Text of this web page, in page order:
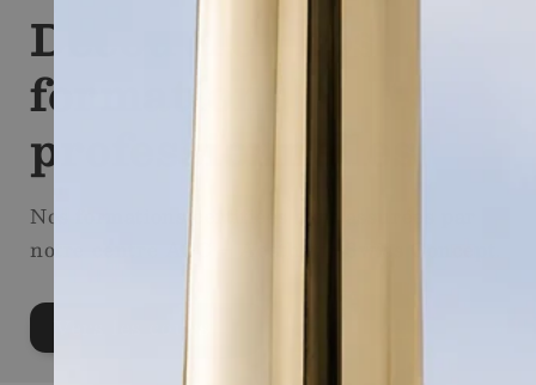
Découvrez nos
formations
professionnelles
Nos formations certifiées sont assurées par
notre centre ASC – Aesthetic Swiss Concept.